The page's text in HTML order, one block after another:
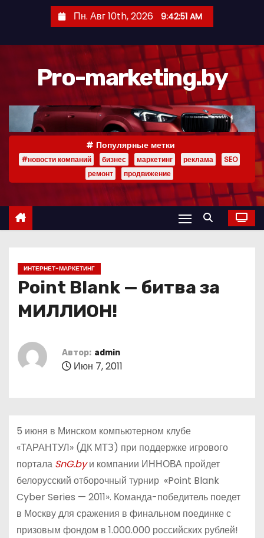
р
Пн. Авг 10th, 2026 9:42:52 AM
Pro-marketing.by
Популярные метки
#новости компаний бизнес маркетинг реклама
SEO
ремонт
продвижение
ИНТЕРНЕТ-МАРКЕТИНГ
Point Blank — битва за
МИЛЛИОН!
Автор: admin
Июн 7, 2011
5 июня в Минском компьютерном клубе
«ТАРАНТУЛ» (ДК МТЗ) при поддержке игрового
портала SnG.byи компании ИННОВА пройдет
белорусский отборочный турнир «Point Blank
Cyber Series — 2011». Команда-победитель поедет
в Москву для сражения в финальном поединке с
призовым фондом в 1.000.000 российских рублей!